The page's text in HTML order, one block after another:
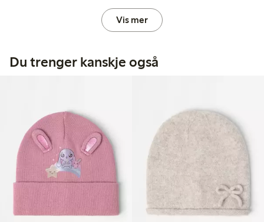
Vis mer
Du trenger kanskje også